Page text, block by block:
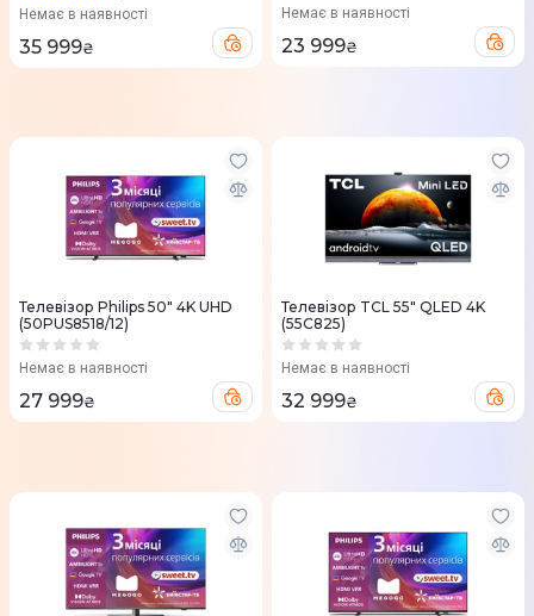
Немає в наявності
35 999₴
Немає в наявності
23 999₴
Телевізор Philips 50" 4K UHD
(50PUS8518/12)
Немає в наявності
27 999₴
Телевізор TCL 55" QLED 4K
(55C825)
Немає в наявності
32 999₴